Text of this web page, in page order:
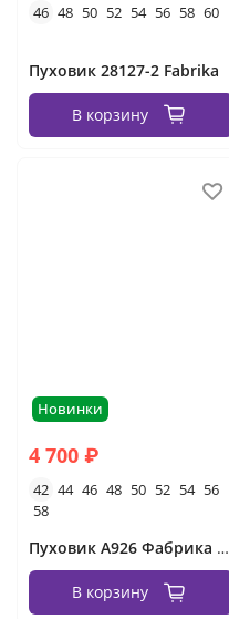
46 48 50 52 54 56 58 60
Пуховик 28127-2 Fabrika
В корзину
Новинки
4 700 ₽
42 44 46 48 50 52 54 56
58
Пуховик А926 Фабрика Моды
В корзину